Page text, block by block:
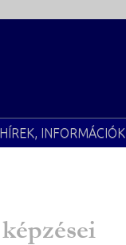
HÍREK, INFORMÁCIÓK